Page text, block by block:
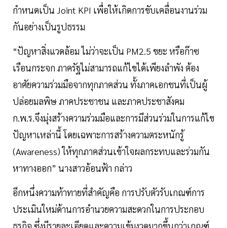
กำหนดเป็น Joint KPI เพื่อให้เกิดการขับเคลื่อนงานร่วม
กันอย่างเป็นรูปธรรม
“ปัญหาสิ่งแวดล้อม ไม่ว่าจะเป็น PM2.5 ขยะ หรือก๊าซ
เรือนกระจก ภาครัฐไม่สามารถแก้ไขได้เพียงลำพัง ต้อง
อาศัยความร่วมมือจากทุกภาคส่วน ทั้งภาคเอกชนที่เป็นผู้
ปล่อยมลพิษ ภาคประชาชน และภาคประชาสังคม
ก.พ.ร.จึงมุ่งสร้างความร่วมมือและการมีส่วนร่วมในการแก้ไข
ปัญหาเหล่านี้ โดยเฉพาะการสร้างความตระหนักรู้
(Awareness) ให้ทุกภาคส่วนเข้าใจผลกระทบและร่วมกัน
หาทางออก” นางสาวอ้อนฟ้า กล่าว
อีกหนึ่งความท้าทายที่สำคัญคือ การปรับตัวรับเกณฑ์การ
ประเมินใหม่ด้านการอำนวยความสะดวกในการประกอบ